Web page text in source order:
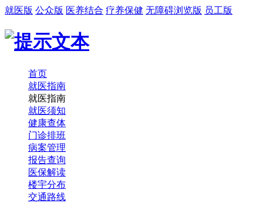
就医版 公众版 医养结合 疗养保健 无障碍浏览版 员工版
首页
就医指南
就医指南
就医须知
健康查体
门诊排班
病案管理
报告查询
医保解读
楼宇分布
交通路线